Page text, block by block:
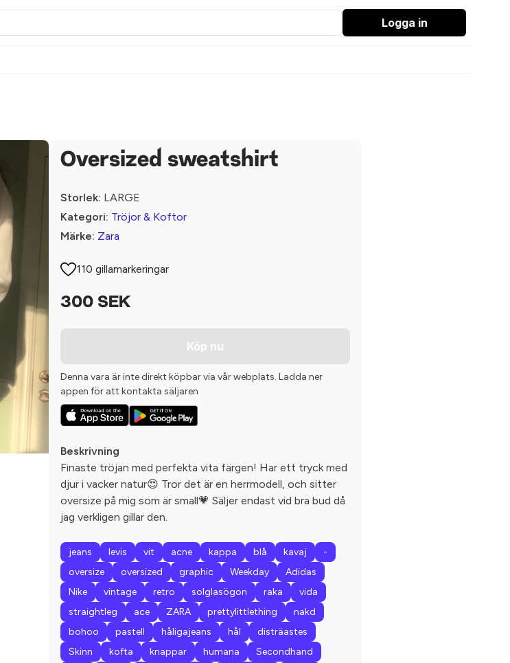
Logga in
Oversized sweatshirt
Storlek: LARGE
Kategori: Tröjor & Koftor
Märke: Zara
110 gillamarkeringar
300 SEK
Köp nu
Denna vara är inte direkt köpbar via vår webplats. Ladda ner
appen för att kontakta säljaren
Beskrivning
Finaste tröjan med perfekta vita färgen! Har ett tryck med
djur i vacker natur😍 Tror det är en herrmodell, och sitter
oversize på mig som är small💗 Säljer endast vid bra bud då
jag verkligen gillar den.
jeans levis vit acne kappa blå kavaj
-
oversize
oversized graphic Weekday
Adidas
Nike
vintage retro solglasögon raka
vida
straightleg
ace ZARA prettylittlething
nakd
bohoo
pastell håligajeans hål
disträastes
Skinn
kofta knappar humana
Secondhand